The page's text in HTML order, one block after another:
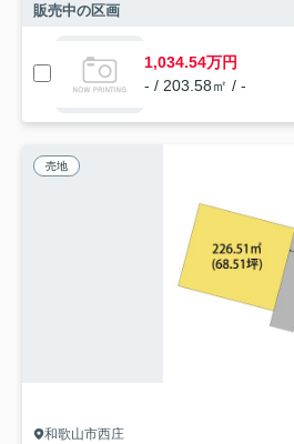
販売中の区画
1,034.54万円
- / 203.58㎡ / -
売地
和歌山市西庄